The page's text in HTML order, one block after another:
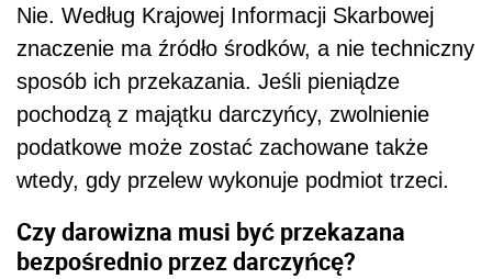
Nie. Według Krajowej Informacji Skarbowej
znaczenie ma źródło środków, a nie techniczny
sposób ich przekazania. Jeśli pieniądze
pochodzą z majątku darczyńcy, zwolnienie
podatkowe może zostać zachowane także
wtedy, gdy przelew wykonuje podmiot trzeci.
Czy darowizna musi być przekazana
bezpośrednio przez darczyńcę?